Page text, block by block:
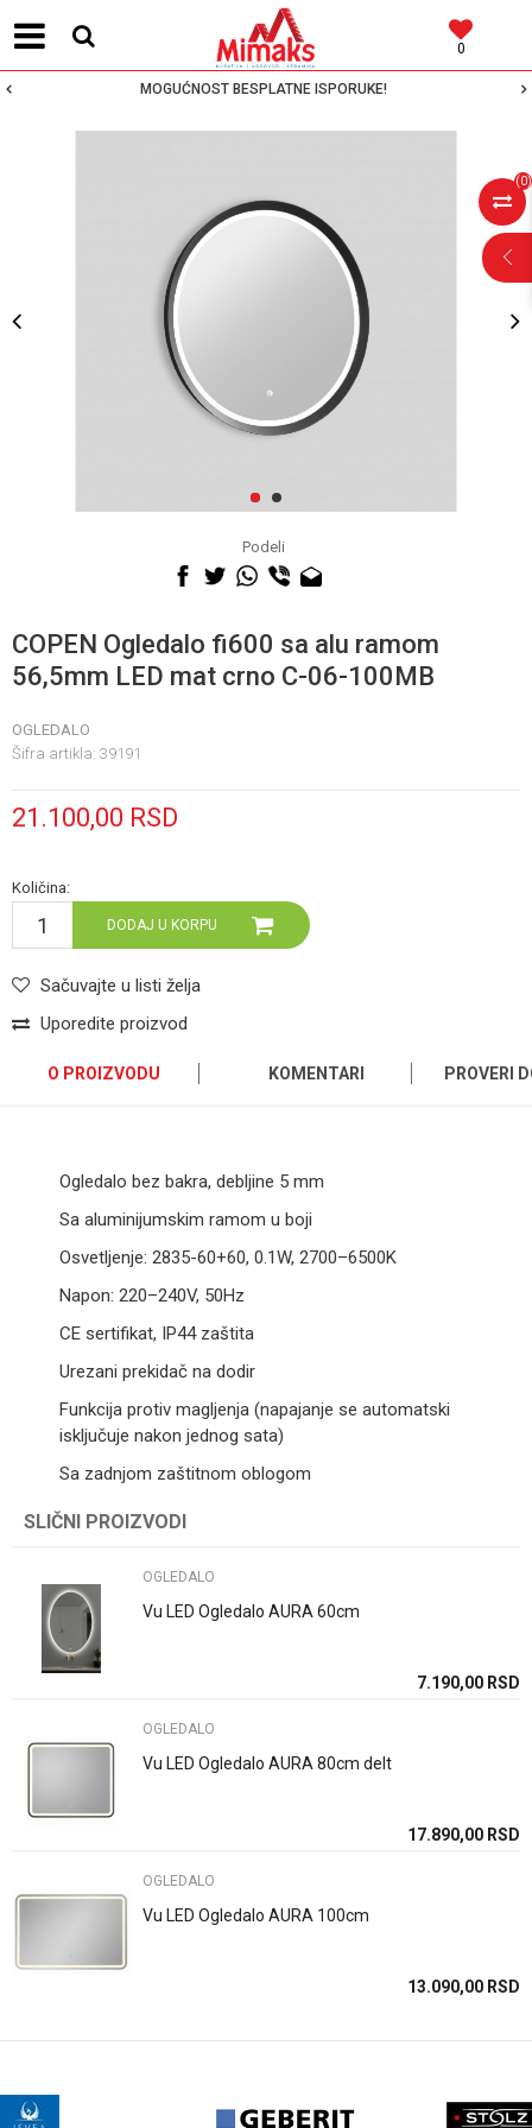
0
MOGUĆNOST BESPLATNE ISPORUKE!
(0)
1 2
Podeli
COPEN Ogledalo fi600 sa alu ramom
56,5mm LED mat crno C-06-100MB
OGLEDALO
Šifra artikla: 39191
21.100,00 RSD
Količina:
DODAJ U KORPU
Sačuvajte u listi želja
Uporedite proizvod
POMOĆ PRI
KUPOVINI
O PROIZVODU KOMENTARI PROVERI
Ogledalo bez bakra, debljine 5 mm
Sa aluminijumskim ramom u boji
Osvetljenje: 2835-60+60, 0.1W, 2700–6500K
Napon: 220–240V, 50Hz
CE sertifikat, IP44 zaštita
Urezani prekidač na dodir
Funkcija protiv magljenja (napajanje se automatski
isključuje nakon jednog sata)
Sa zadnjom zaštitnom oblogom
Ime/Nadimak
Email
SLIČNI PROIZVODI
OGLEDALO
Vu LED Ogledalo AURA 60cm
7.190,00 RSD
OGLEDALO
Vu LED Ogledalo AURA 80cm delt
17.890,00 RSD
OGLEDALO
Vu LED Ogledalo AURA 100cm
13.090,00 RSD